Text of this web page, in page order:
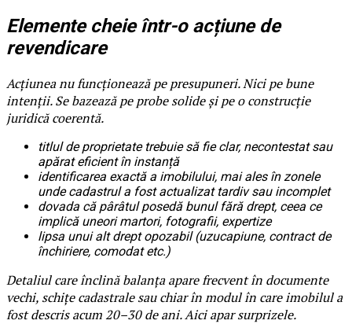
Elemente cheie într-o acțiune de
revendicare
Acțiunea nu funcționează pe presupuneri. Nici pe bune
intenții. Se bazează pe probe solide și pe o construcție
juridică coerentă.
titlul de proprietate trebuie să fie clar, necontestat sau
apărat eficient în instanță
identificarea exactă a imobilului, mai ales în zonele
unde cadastrul a fost actualizat tardiv sau incomplet
dovada că pârâtul posedă bunul fără drept, ceea ce
implică uneori martori, fotografii, expertize
lipsa unui alt drept opozabil (uzucapiune, contract de
închiriere, comodat etc.)
Detaliul care înclină balanța apare frecvent în documente
vechi, schițe cadastrale sau chiar în modul în care imobilul a
fost descris acum 20–30 de ani. Aici apar surprizele.